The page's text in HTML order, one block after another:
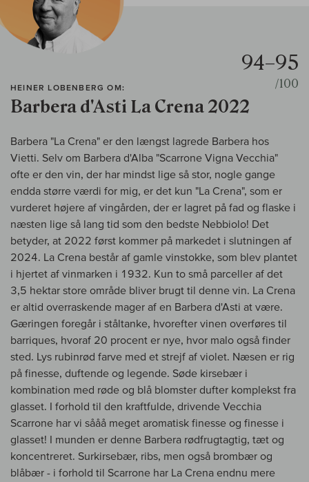
HEINER LOBENBERG OM:
Barbera d'Asti La Crena 2022
94–95
/100
Barbera "La Crena" er den længst lagrede Barbera hos
Vietti. Selv om Barbera d'Alba "Scarrone Vigna Vecchia"
ofte er den vin, der har mindst lige så stor, nogle gange
endda større værdi for mig, er det kun "La Crena", som er
vurderet højere af vingården, der er lagret på fad og flaske i
næsten lige så lang tid som den bedste Nebbiolo! Det
betyder, at 2022 først kommer på markedet i slutningen af
2024. La Crena består af gamle vinstokke, som blev plantet
i hjertet af vinmarken i 1932. Kun to små parceller af det
3,5 hektar store område bliver brugt til denne vin. La Crena
er altid overraskende mager af en Barbera d'Asti at være.
Gæringen foregår i ståltanke, hvorefter vinen overføres til
barriques, hvoraf 20 procent er nye, hvor malo også finder
sted. Lys rubinrød farve med et strejf af violet. Næsen er rig
på finesse, duftende og legende. Søde kirsebær i
kombination med røde og blå blomster dufter komplekst fra
glasset. I forhold til den kraftfulde, drivende Vecchia
Scarrone har vi sååå meget aromatisk finesse og finesse i
glasset! I munden er denne Barbera rødfrugtagtig, tæt og
koncentreret. Surkirsebær, ribs, men også brombær og
blåbær - i forhold til Scarrone har La Crena endnu mere